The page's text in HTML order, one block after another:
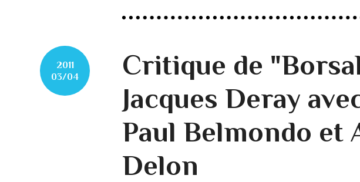
2011
03/04
Critique de
Jacques Deray
Paul Belmondo et
Delon